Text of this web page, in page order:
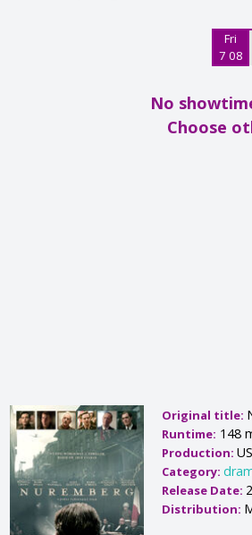
Fri
7 08
No
Choose
Original title:
Runtime: 148
Production:
Category:
Release Date:
Distribution: